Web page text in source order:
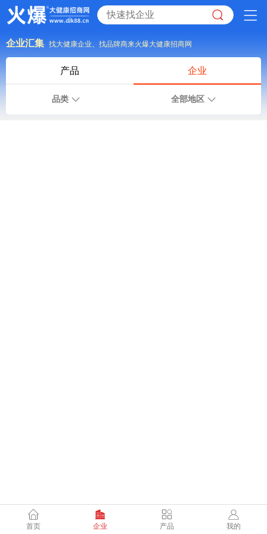
企业汇集 找大健康企业、找品牌商来火爆大健康招商网
产品 企业
品类 全部地区
首页 企业 产品 我的